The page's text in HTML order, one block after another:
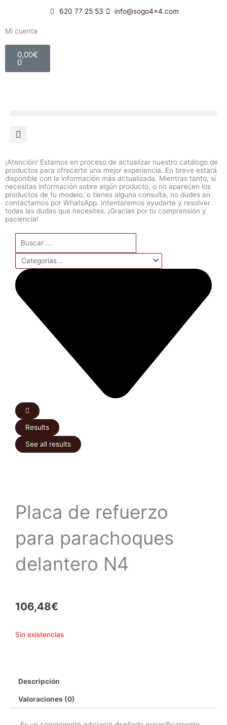
contenido
620 77 25 53 info@sogo4x4.com
Mi cuenta
0,00€
0
Carrito
¡Atención! Estamos en proceso de actualizar nuestro catálogo de
productos para ofrecerte una mejor experiencia. En breve estará
disponible con la información más actualizada. Mientras tanto, si
necesitas información sobre algún producto, o no aparecen los
productos de tu modelo, o tienes alguna consulta, no dudes en
contactarnos por WhatsApp. Intentaremos ayudarte y resolver
todas las dudas que necesites. ¡Gracias por tu comprensión y
paciencia!
Search
...
Results
See all results
Placa de refuerzo
para parachoques
delantero N4
106,48€
Sin existencias
Descripción
Valoraciones (0)